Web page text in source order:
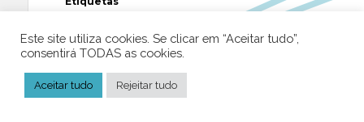
AAP ABUSOS ATEÍSMO BIBLIA
CIÊNCIA CRISTIANISMO
Este site utiliza cookies. Se clicar em “Aceitar tudo”,
consentirá TODAS as cookies.
Aceitar tudo Rejeitar tudo